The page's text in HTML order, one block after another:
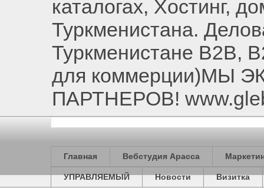
каталогах, Хостинг,
Туркменистана.
Туркменистане B2B,
для коммерции)МЫ
ПАРТНЕРОВ!
Главная Вебстудия Арасса
УПРАВЛЯЕМЫЙ Новости Визитка